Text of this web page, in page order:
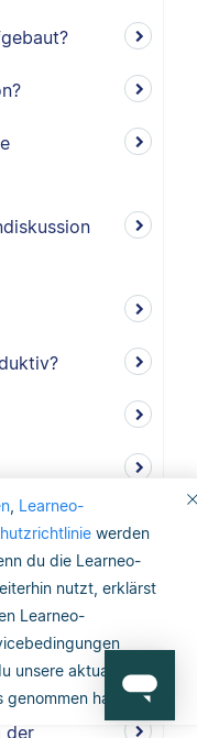
, Learneo-
werden
du die Learneo-
nutzt, erklärst
Learneo-
unsere aktualisierte
genommen hast.
der